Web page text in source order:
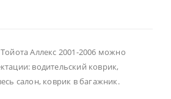
Аллекс 2001-2006 можно
водительский коврик,
салон, коврик в багажник.